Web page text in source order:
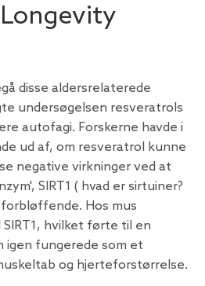
disse aldersrelaterede
undersøgelsen resveratrols
autofagi. Forskerne havde i
ud af, om resveratrol kunne
negative virkninger ved at
SIRT1 ( hvad er sirtuiner?
Hos mus
hvilket førte til en
igen fungerede som et
og hjerteforstørrelse.